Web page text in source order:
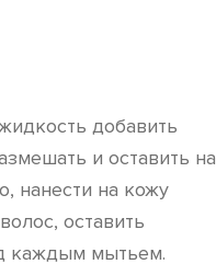
добавить
и оставить на
нанести на кожу
оставить
каждым мытьем.